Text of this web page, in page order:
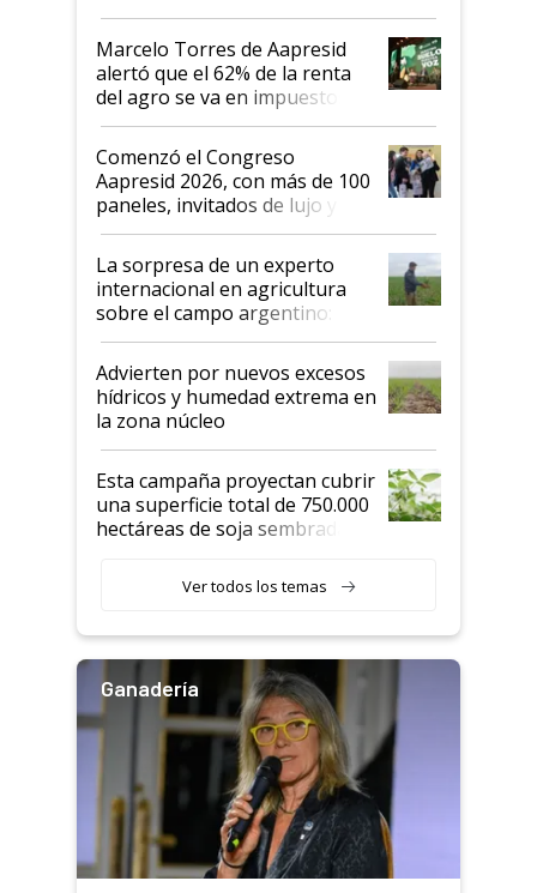
agro argentino para invertir:
"Los veo más motivados"
Marcelo Torres de Aapresid
alertó que el 62% de la renta
del agro se va en impuestos:
"No es bueno que en
Argentina se sigan discutiendo
las mismas cosas de hace 50
años"
Comenzó el Congreso
Aapresid 2026, con más de 100
paneles, invitados de lujo y
todas las tendencias
La sorpresa de un experto
internacional en agricultura
sobre el campo argentino:
"Estoy muy impresionado"
Advierten por nuevos excesos
hídricos y humedad extrema en
la zona núcleo
Esta campaña proyectan cubrir
una superficie total de 750.000
hectáreas de soja sembradas
variedades que marcan un
salto tecnológico en genética y
Ver todos los temas
Ganadería